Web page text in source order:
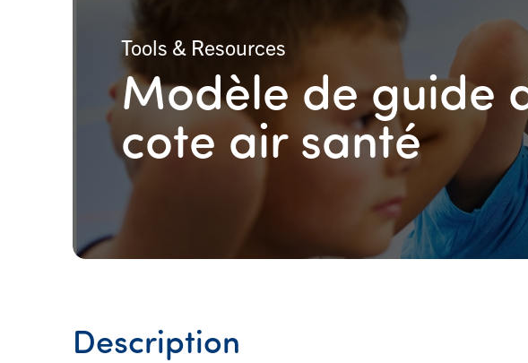
Tools & Resources
Modèle de guide
cote air santé
Description